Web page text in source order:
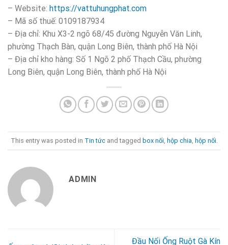
– Website: https://vattuhungphat.com
– Mã số thuế: 0109187934
– Địa chỉ: Khu X3-2 ngõ 68/45 đường Nguyễn Văn Linh,
phường Thạch Bàn, quận Long Biên, thành phố Hà Nội
– Địa chỉ kho hàng: Số 1 Ngõ 2 phố Thạch Cầu, phường
Long Biên, quận Long Biên, thành phố Hà Nội
This entry was posted in Tin tứcand tagged box nối, hộp chia hộp nối.
ADMIN
Đầu Nối Ống Ruột Gà Kín